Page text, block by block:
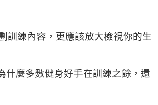
訓練內容，更應該放大檢視你的生
什麼多數健身好手在訓練之餘，還